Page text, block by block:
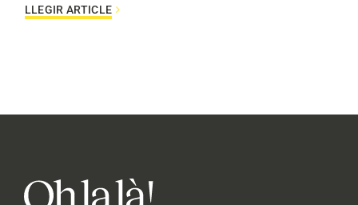
LLEGIR ARTICLE